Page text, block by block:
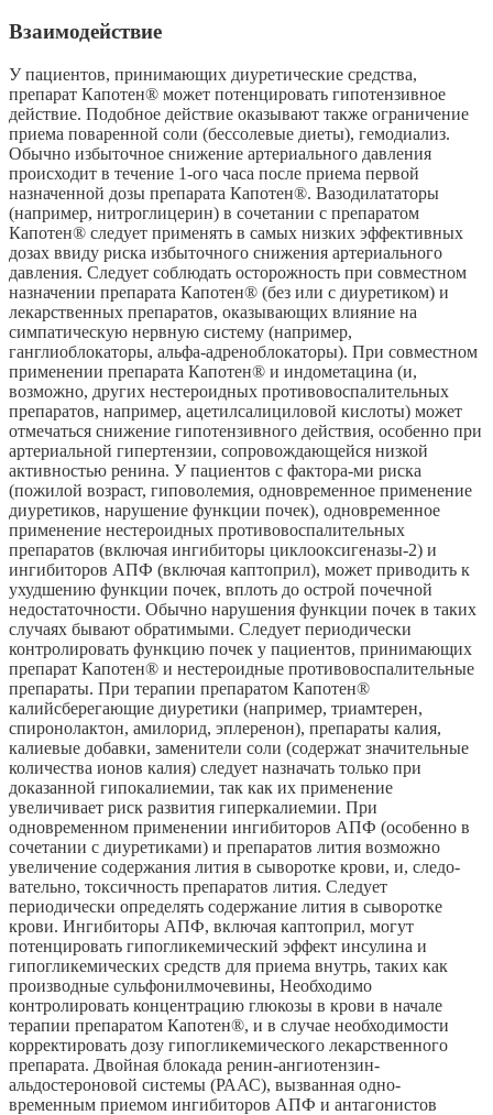
Взаимодействие
У пациентов, принимающих диуретические средства,
препарат Капотен® может потенцировать гипотензивное
действие. Подобное действие оказывают также ограничение
приема поваренной соли (бессолевые диеты), гемодиализ.
Обычно избыточное снижение артериального давления
происходит в течение 1-ого часа после приема первой
назначенной дозы препарата Капотен®. Вазодилататоры
(например, нитроглицерин) в сочетании с препаратом
Капотен® следует применять в самых низких эффективных
дозах ввиду риска избыточного снижения артериального
давления. Следует соблюдать осторожность при совместном
назначении препарата Капотен® (без или с диуретиком) и
лекарственных препаратов, оказывающих влияние на
симпатическую нервную систему (например,
ганглиоблокаторы, альфа-адреноблокаторы). При совместном
применении препарата Капотен® и индометацина (и,
возможно, других нестероидных противовоспалительных
препаратов, например, ацетилсалициловой кислоты) может
отмечаться снижение гипотензивного действия, особенно при
артериальной гипертензии, сопровождающейся низкой
активностью ренина. У пациентов с фактора-ми риска
(пожилой возраст, гиповолемия, одновременное применение
диуретиков, нарушение функции почек), одновременное
применение нестероидных противовоспалительных
препаратов (включая ингибиторы циклооксигеназы-2) и
ингибиторов АПФ (включая каптоприл), может приводить к
ухудшению функции почек, вплоть до острой почечной
недостаточности. Обычно нарушения функции почек в таких
случаях бывают обратимыми. Следует периодически
контролировать функцию почек у пациентов, принимающих
препарат Капотен® и нестероидные противовоспалительные
препараты. При терапии препаратом Капотен®
калийсберегающие диуретики (например, триамтерен,
спиронолактон, амилорид, эплеренон), препараты калия,
калиевые добавки, заменители соли (содержат значительные
количества ионов калия) следует назначать только при
доказанной гипокалиемии, так как их применение
увеличивает риск развития гиперкалиемии. При
одновременном применении ингибиторов АПФ (особенно в
сочетании с диуретиками) и препаратов лития возможно
увеличение содержания лития в сыворотке крови, и, следо-
вательно, токсичность препаратов лития. Следует
периодически определять содержание лития в сыворотке
крови. Ингибиторы АПФ, включая каптоприл, могут
потенцировать гипогликемический эффект инсулина и
гипогликемических средств для приема внутрь, таких как
производные сульфонилмочевины, Необходимо
контролировать концентрацию глюкозы в крови в начале
терапии препаратом Капотен®, и в случае необходимости
корректировать дозу гипогликемического лекарственного
препарата. Двойная блокада ренин-ангиотензин-
альдостероновой системы (РААС), вызванная одно-
временным приемом ингибиторов АПФ и антагонистов